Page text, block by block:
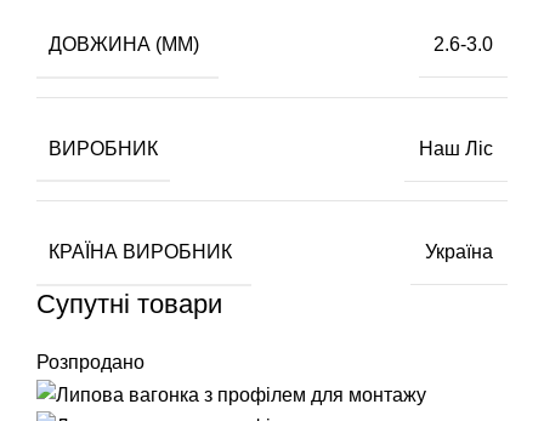
ДОВЖИНА (ММ) 2.6-3.0
ВИРОБНИК Наш Ліс
КРАЇНА ВИРОБНИК Україна
Супутні товари
Розпродано